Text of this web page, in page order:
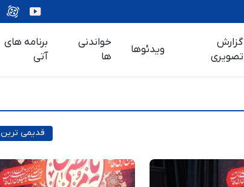
گزارش
تصویری
ویدئوها
خواندنی
ها
برنامه های
آتی
قدیمی ترین